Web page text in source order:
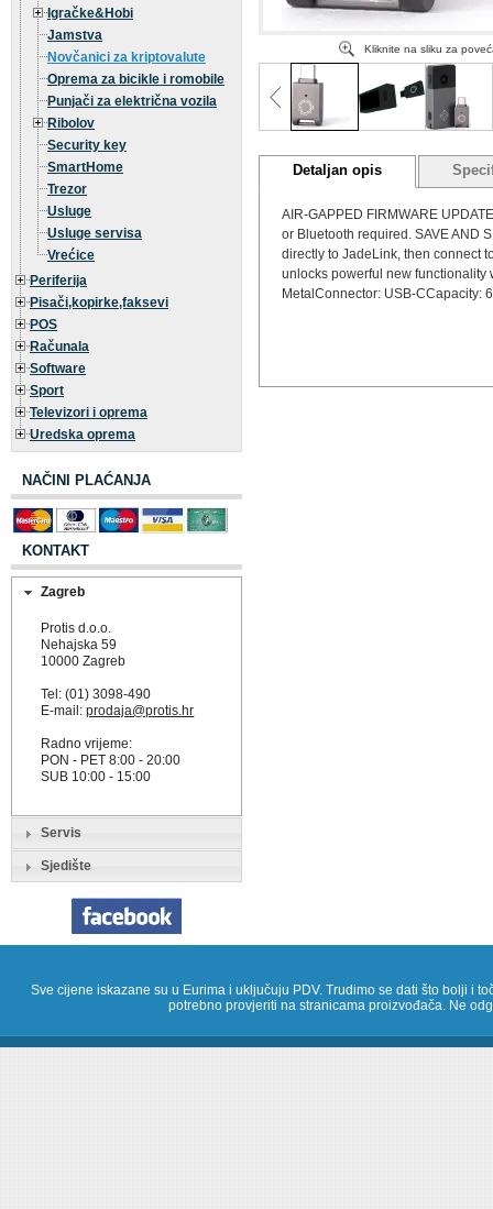
Igračke&Hobi
Jamstva
Novčanici za kriptovalute
Oprema za bicikle i romobile
Punjači za električna vozila
Ribolov
Security key
SmartHome
Trezor
Usluge
Usluge servisa
Vrećice
Periferija
Pisači,kopirke,faksevi
POS
Računala
Software
Sport
Televizori i oprema
Uredska oprema
NAČINI PLAĆANJA
KONTAKT
Zagreb
Protis d.o.o.
Nehajska 59
10000 Zagreb
Tel: (01) 3098-490
E-mail:prodaja@protis.hr
Radno vrijeme:
PON - PET 8:00 - 20:00
SUB 10:00 - 15:00
Servis
Sjedište
Kliknite na sliku za
Detaljan opis
AIR-GAPPED FIRMWARE
or Bluetooth required. SAVE AND
directly to JadeLink, then connect
unlocks powerful new functionality
MetalConnector: USB-CCapacity:
Sve cijene iskazane su u Eurima i uključuju PDV. Trudimo se dati što bolji i
potrebno provjeriti na stranicama proizvođača. Ne